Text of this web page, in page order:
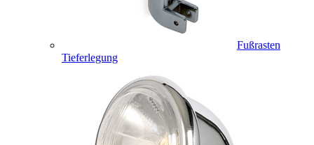
Fußrasten
Tieferlegung